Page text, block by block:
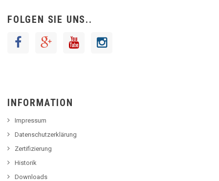
FOLGEN SIE UNS..
INFORMATION
Impressum
Datenschutzerklärung
Zertifizierung
Historik
Downloads